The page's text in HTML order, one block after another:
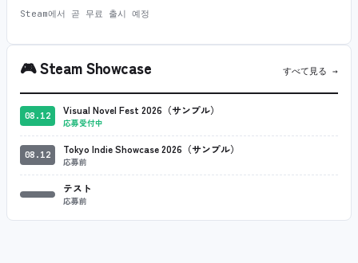
Steam에서 곧 무료 출시 예정
🎮Steam Showcase すべて見る →
08.12 Visual Novel Fest 2026（サンプル）
応募受付中
08.12 Tokyo Indie Showcase 2026（サンプル）
応募前
テスト
応募前